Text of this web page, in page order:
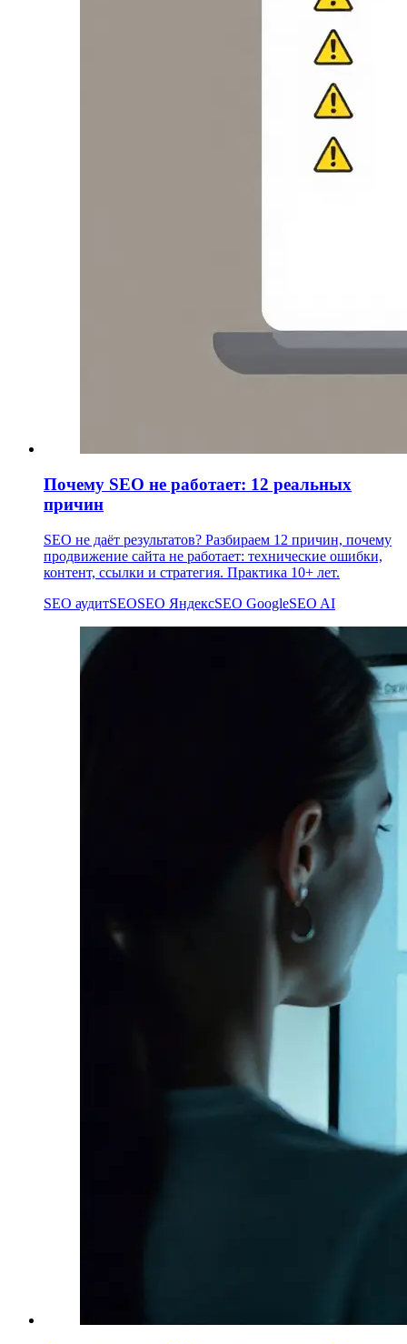
Почему SEO не работает: 12 реальных
причин
SEO не даёт результатов? Разбираем 12 причин, почему
продвижение сайта не работает: технические ошибки,
контент, ссылки и стратегия. Практика 10+ лет.
SEO аудитSEOSEO ЯндексSEO GoogleSEO AI